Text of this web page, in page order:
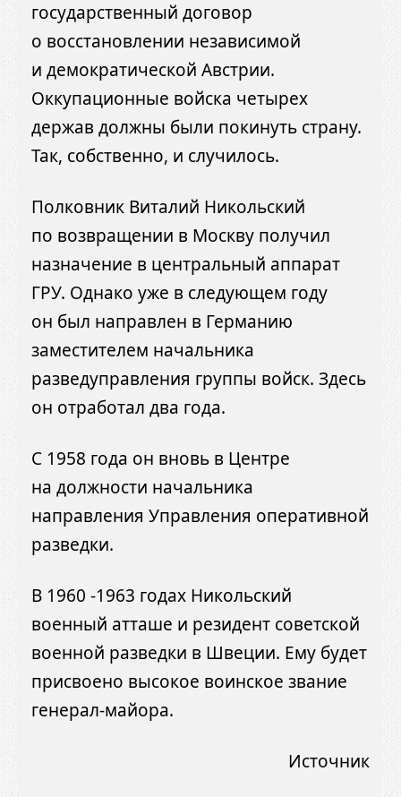
государственный договор
о восстановлении независимой
и демократической Австрии.
Оккупационные войска четырех
держав должны были покинуть страну.
Так, собственно, и случилось.
Полковник Виталий Никольский
по возвращении в Москву получил
назначение в центральный аппарат
ГРУ. Однако уже в следующем году
он был направлен в Германию
заместителем начальника
разведуправления группы войск. Здесь
он отработал два года.
С 1958 года он вновь в Центре
на должности начальника
направления Управления оперативной
разведки.
В 1960 -1963 годах Никольский
военный атташе и резидент советской
военной разведки в Швеции. Ему будет
присвоено высокое воинское звание
генерал-майора.
Источник